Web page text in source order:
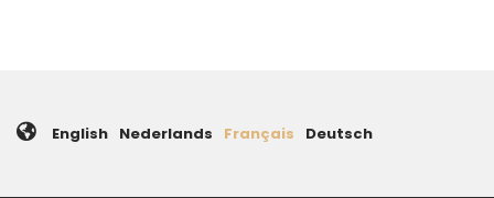
English Nederlands Français Deutsch